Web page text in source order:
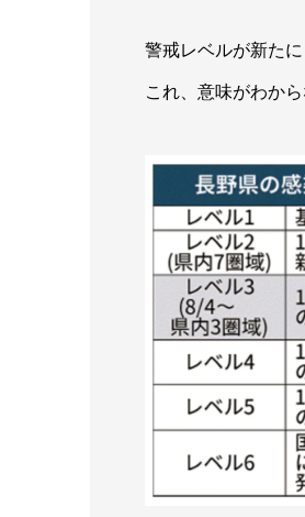
警戒レベルが新た
これ、意味がわか